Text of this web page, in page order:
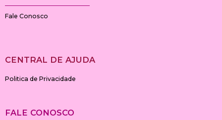
f
Fale Conosco
CENTRAL DE AJUDA
Politica de Privacidade
FALE CONOSCO